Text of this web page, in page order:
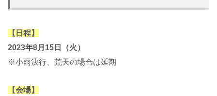
【日程】
2023年8月15日（火）
※小雨決行、荒天の場合は延期
【会場】